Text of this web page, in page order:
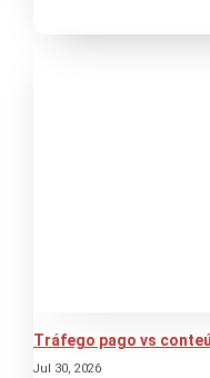
Jul 30, 2026